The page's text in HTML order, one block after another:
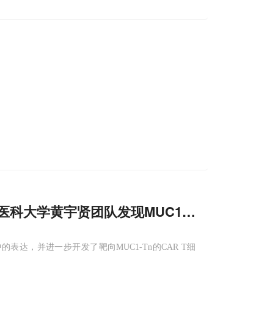
科大学黄宇贤团队发现MUC1-Tn避开自残
表达，并进一步开发了靶向MUC1-Tn的CAR T细